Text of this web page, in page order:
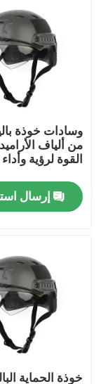
المنتجات
فيديوهات
جولة في المصنع
مراقبة الجودة
اطلب اقتباس
ملابس عسكرية
سترة عسكرية
وسادات خوذة
من ألياف
القوة لرؤية
إرسال
خوذة الحماية